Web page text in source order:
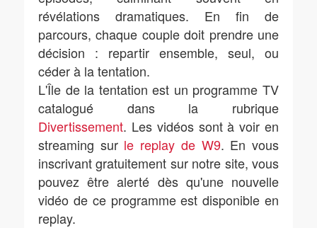
révélations dramatiques. En fin de
parcours, chaque couple doit prendre une
décision : repartir ensemble, seul, ou
céder à la tentation.
L'Île de la tentation est un programme TV
catalogué dans la rubrique
Divertissement. Les vidéos sont à voir en
streaming sur le replay de W9. En vous
inscrivant gratuitement sur notre site, vous
pouvez être alerté dès qu'une nouvelle
vidéo de ce programme est disponible en
replay.